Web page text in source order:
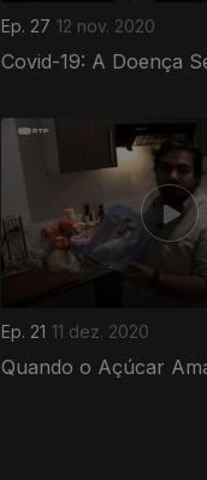
Ep. 27 12 nov. 2020
Covid-19: A Doença
Ep. 21 11 dez. 2020
Quando o Açúcar